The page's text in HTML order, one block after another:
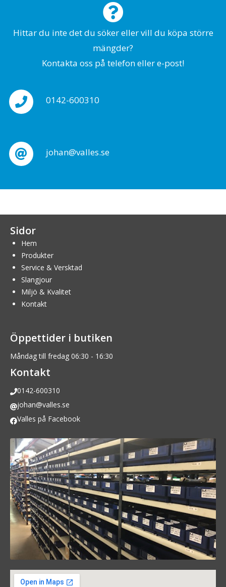
Hittar du inte det du söker eller vill du köpa större
mängder?
Kontakta oss på telefon eller e-post!
0142-600310
johan@valles.se
Sidor
Hem
Produkter
Service & Versktad
Slangjour
Miljö & Kvalitet
Kontakt
Öppettider i butiken
Måndag till fredag 06:30 - 16:30
Kontakt
0142-600310
johan@valles.se
Valles på Facebook